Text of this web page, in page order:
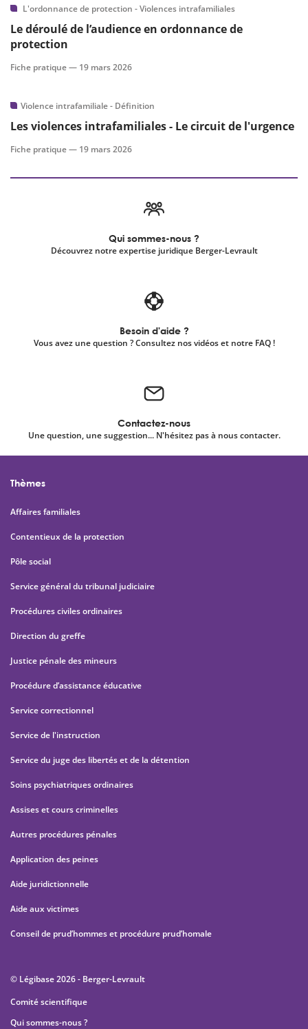
L'ordonnance de protection - Violences intrafamiliales
Le déroulé de l’audience en ordonnance de
protection
Fiche pratique — 19 mars 2026
Violence intrafamiliale - Définition
Les violences intrafamiliales - Le circuit de l'urgence
Fiche pratique — 19 mars 2026
Qui sommes-nous ?
Découvrez notre expertise juridique Berger-Levrault
Besoin d'aide ?
Vous avez une question ? Consultez nos vidéos et notre FAQ !
Contactez-nous
Une question, une suggestion... N'hésitez pas à nous contacter.
Thèmes
Affaires familiales
Contentieux de la protection
Pôle social
Service général du tribunal judiciaire
Procédures civiles ordinaires
Direction du greffe
Justice pénale des mineurs
Procédure d’assistance éducative
Service correctionnel
Service de l'instruction
Service du juge des libertés et de la détention
Soins psychiatriques ordinaires
Assises et cours criminelles
Autres procédures pénales
Application des peines
Aide juridictionnelle
Aide aux victimes
Conseil de prud’hommes et procédure prud’homale
© Légibase 2026 - Berger-Levrault
Comité scientifique
Qui sommes-nous ?